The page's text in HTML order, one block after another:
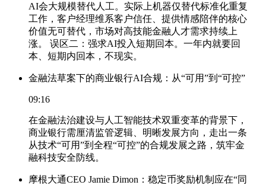
AI会大规模替代人工。实际上机器仅替代标准化重复
工作，客户经理维系客户信任、提供情感陪伴的核心
价值无可替代，市场对高技能金融人才需求持续上
涨。 误区二：强求AI投入短期回本。一年内就要回
本、短期内回本，不现实。
金融法草案下的商业银行AI合规：从“可用”到“可控”
09:16
在金融法治建设与人工智能技术双重变革的背景下，
商业银行需厘清监管逻辑、明晰发展方向，走出一条
从技术“可用”到全程“可控”的合规发展之路，筑牢金
融科技安全防线。
摩根大通CEO Jamie Dimon：稳定币奖励机制应在“同